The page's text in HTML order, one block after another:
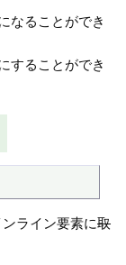
なることができ
することができ
ライン要素に取